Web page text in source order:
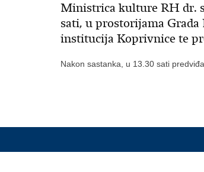
Ministrica kulture RH dr.
sati, u prostorijama
institucija Koprivnice te
Nakon sastanka, u 13.30 sati